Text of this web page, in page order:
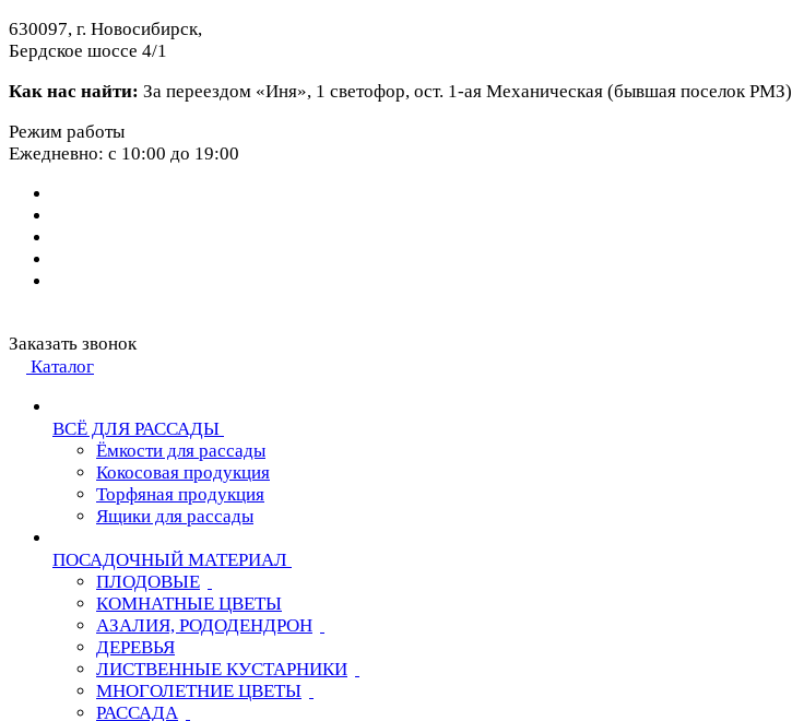
630097, г. Новосибирск,
Бердское шоссе 4/1
Как нас найти: За переездом «Иня», 1 светофор, ост. 1-ая Механическая (бывшая поселок РМЗ)
Режим работы
Ежедневно: с 10:00 до 19:00
Заказать звонок
Каталог
ВСЁ ДЛЯ РАССАДЫ
Ёмкости для рассады
Кокосовая продукция
Торфяная продукция
Ящики для рассады
ПОСАДОЧНЫЙ МАТЕРИАЛ
ПЛОДОВЫЕ
КОМНАТНЫЕ ЦВЕТЫ
АЗАЛИЯ, РОДОДЕНДРОН
ДЕРЕВЬЯ
ЛИСТВЕННЫЕ КУСТАРНИКИ
МНОГОЛЕТНИЕ ЦВЕТЫ
РАССАДА